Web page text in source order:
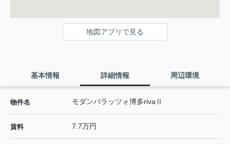
地図アプリで見る
基本情報 詳細情報 周辺環境
物件名 モダンパラッツォ博多rivaⅡ
賃料 7.7万円